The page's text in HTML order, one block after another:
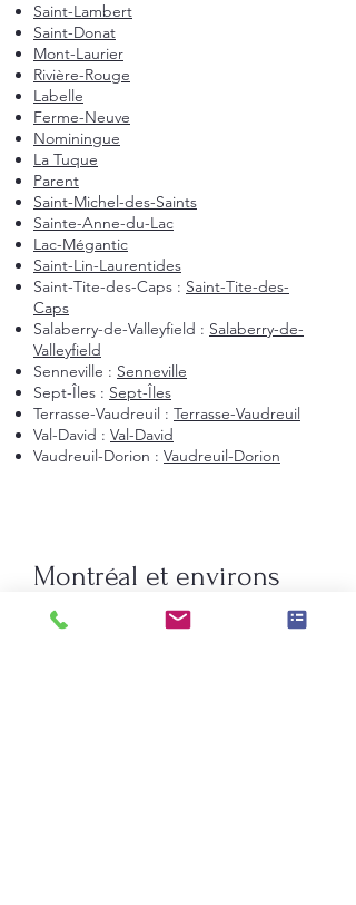
Saint-Lambert
Saint-Donat
Mont-Laurier
Rivière-Rouge
Labelle
Ferme-Neuve
Nominingue
La Tuque
Parent
Saint-Michel-des-Saints
Sainte-Anne-du-Lac
Lac-Mégantic
Saint-Lin-Laurentides
Saint-Tite-des-Caps : Saint-Tite-des-
Caps
Salaberry-de-Valleyfield : Salaberry-de-
Valleyfield
Senneville : Senneville
Sept-Îles : Sept-Îles
Terrasse-Vaudreuil : Terrasse-Vaudreuil
Val-David : Val-David
Vaudreuil-Dorion : Vaudreuil-Dorion
Montréal et environs
Montréal
Laval